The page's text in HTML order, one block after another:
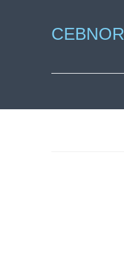
CEBNOR